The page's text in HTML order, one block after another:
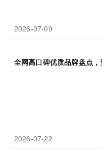
2026-07-09
全网高口碑优质品牌盘点
2026-07-22